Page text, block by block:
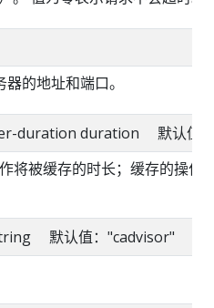
的地址和端口。
duration duration 默认值
将被缓存的时长；缓存的操作
默认值："cadvisor"